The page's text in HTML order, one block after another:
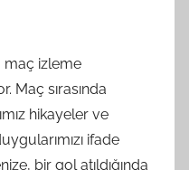
maç izleme
Maç sırasında
hikayeler ve
ifade
bir gol atıldığında